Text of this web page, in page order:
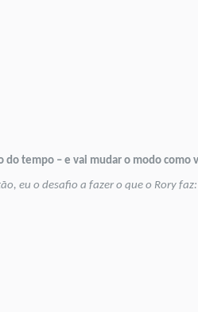
tempo – e vai mudar o modo como
eu o desafio a fazer o que o Rory